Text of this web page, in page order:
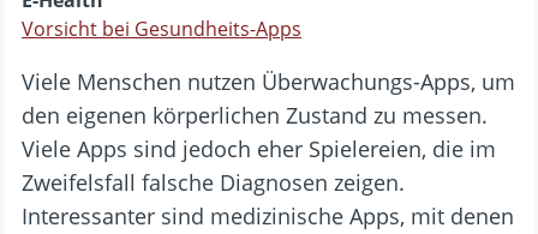
Vorsicht bei Gesundheits-Apps
Viele Menschen nutzen Überwachungs-Apps, um
den eigenen körperlichen Zustand zu messen.
Viele Apps sind jedoch eher Spielereien, die im
Zweifelsfall falsche Diagnosen zeigen.
Interessanter sind medizinische Apps, mit denen